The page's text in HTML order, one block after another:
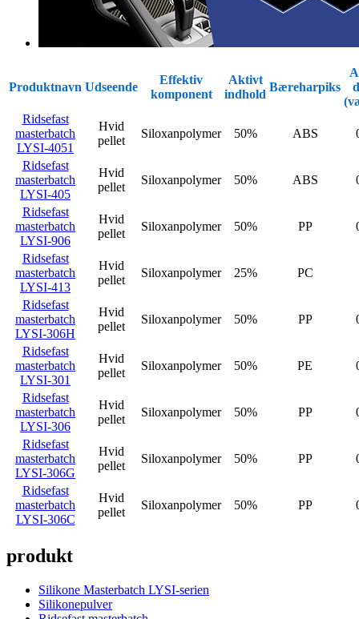
Produktnavn Udseende
Effektiv
komponent
Aktivt
indhold
Bæreharpiks
Ridsefast
masterbatch
LYSI-4051
Hvid
pellet
Siloxanpolymer 50% ABS
Ridsefast
masterbatch
LYSI-405
Hvid
pellet
Siloxanpolymer 50% ABS
Ridsefast
masterbatch
LYSI-906
Hvid
pellet
Siloxanpolymer 50% PP
Ridsefast
masterbatch
LYSI-413
Hvid
pellet
Siloxanpolymer 25% PC
Ridsefast
masterbatch
LYSI-306H
Hvid
pellet
Siloxanpolymer 50% PP
Ridsefast
masterbatch
LYSI-301
Hvid
pellet
Siloxanpolymer 50% PE
Ridsefast
masterbatch
LYSI-306
Hvid
pellet
Siloxanpolymer 50% PP
Ridsefast
masterbatch
LYSI-306G
Hvid
pellet
Siloxanpolymer 50% PP
Ridsefast
masterbatch
LYSI-306C
Hvid
pellet
Siloxanpolymer 50% PP
produkt
Silikone Masterbatch LYSI-serien
Silikonepulver